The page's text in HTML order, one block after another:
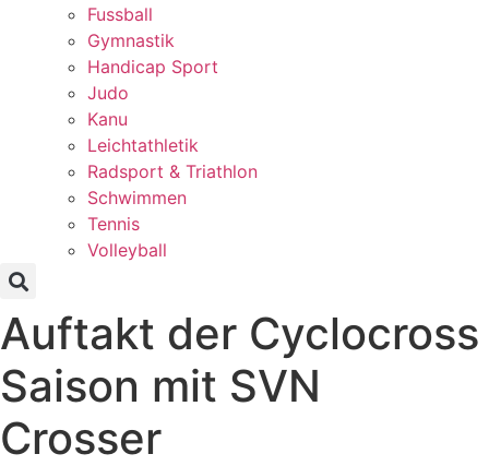
Fussball
Gymnastik
Handicap Sport
Judo
Kanu
Leichtathletik
Radsport & Triathlon
Schwimmen
Tennis
Volleyball
Auftakt der Cyclocross
Saison mit SVN
Crosser